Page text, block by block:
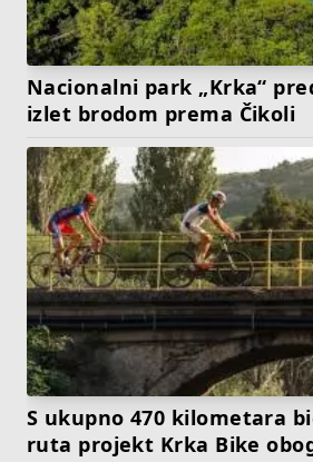
Nacionalni park „Krka“
izlet brodom prema Čikoli
S ukupno 470 kilometara
ruta projekt Krka Bike